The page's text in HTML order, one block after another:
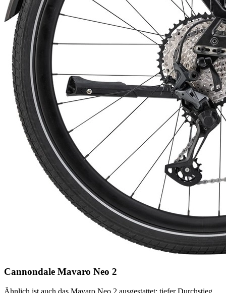
Cannondale Mavaro Neo 2
Ähnlich ist auch das Mavaro Neo 2 ausgestattet: tiefer Durchstieg,